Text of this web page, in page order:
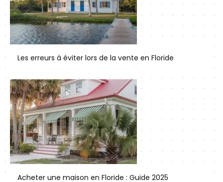
Les erreurs à éviter lors de la vente en Floride
Acheter une maison en Floride : Guide 2025